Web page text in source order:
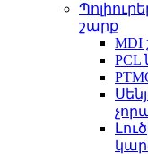
շարք
MDI